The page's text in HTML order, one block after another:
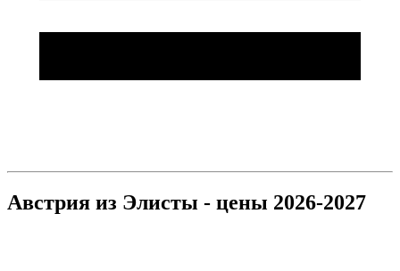
Австрия из Элисты - цены 2026-2027